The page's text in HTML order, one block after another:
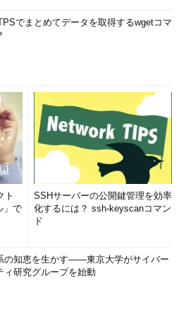
でまとめてデータを取得するwgetコマ
ト
」で
SSHサーバーの公開鍵管理を効率
化するには？ ssh-keyscanコマン
ド
の知恵を生かす――東京大学がサイバー
ィ研究グループを始動